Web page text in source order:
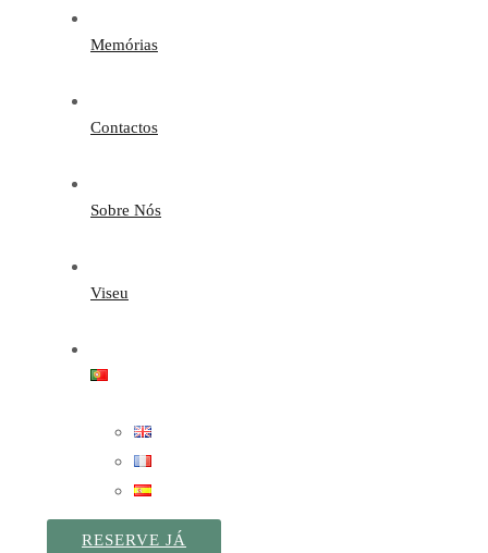
Memórias
Contactos
Sobre Nós
Viseu
RESERVE JÁ